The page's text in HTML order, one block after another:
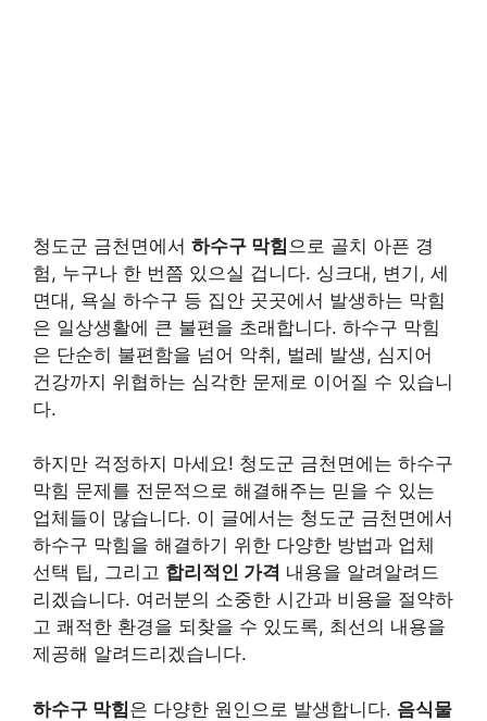
청도군 금천면에서 하수구 막힘 으로 골치 아픈 경
험, 누구나 한 번쯤 있으실 겁니다. 싱크대, 변기, 세
면대, 욕실 하수구 등 집안 곳곳에서 발생하는 막힘
은 일상생활에 큰 불편을 초래합니다. 하수구 막힘
은 단순히 불편함을 넘어 악취, 벌레 발생, 심지어
건강까지 위협하는 심각한 문제로 이어질 수 있습니
다.
하지만 걱정하지 마세요! 청도군 금천면에는 하수구
막힘 문제를 전문적으로 해결해주는 믿을 수 있는
업체들이 많습니다. 이 글에서는 청도군 금천면에서
하수구 막힘을 해결하기 위한 다양한 방법과 업체
선택 팁, 그리고 합리적인 가격 내용을 알려알려드
리겠습니다. 여러분의 소중한 시간과 비용을 절약하
고 쾌적한 환경을 되찾을 수 있도록, 최선의 내용을
제공해 알려드리겠습니다.
하수구 막힘은 다양한 원인으로 발생합니다. 음식물